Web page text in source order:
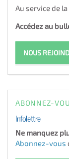
Au service de
Accédez au
NOUS
ABONNEZ-
Infolettre
Ne manquez
Abonnez-vous